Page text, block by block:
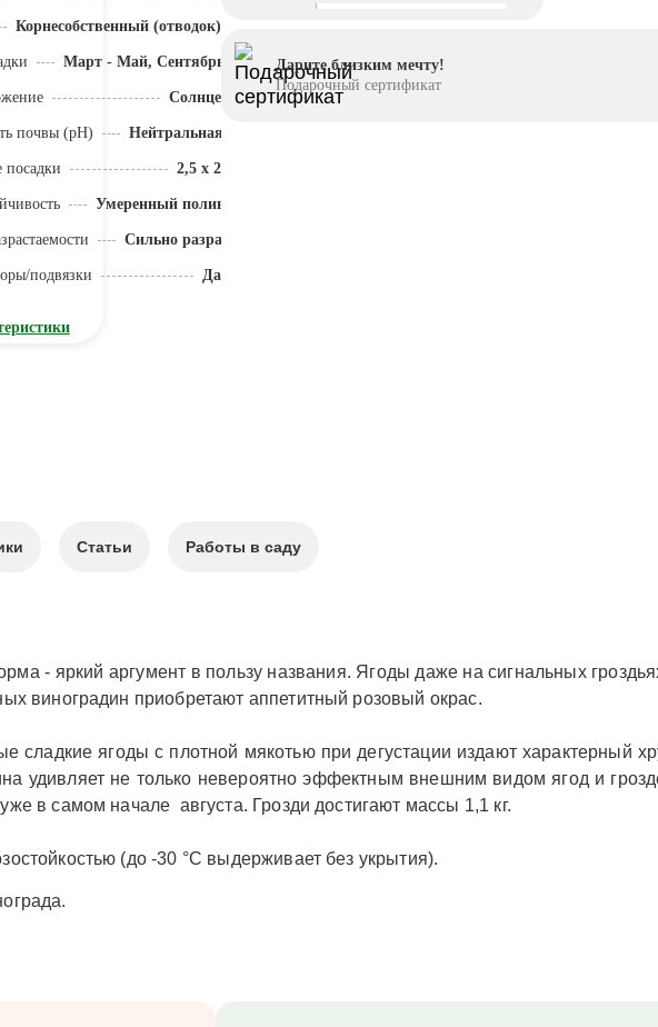
Корнесобственный (отводок)
Март - Май, Сентябрь - Октябрь
Солнце
почвы (pH) Нейтральная (5,5 - 7)
посадки 2,5 x 2
Умеренный полив
Сильно разрастается
подвязки Да
Дарите близким мечту!
Подарочный сертификат
Статьи Работы в саду
- яркий аргумент в пользу названия. Ягоды даже на сигнальных
виноградин приобретают аппетитный розовый окрас.
сладкие ягоды с плотной мякотью при дегустации издают характерный
удивляет не только невероятно эффектным внешним видом ягод и
в самом начале августа. Грозди достигают массы 1,1 кг.
(до -30 °С выдерживает без укрытия).